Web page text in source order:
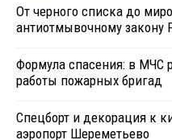
От черного списка до
антиотмывочному закону
Формула спасения: в МЧС
работы пожарных бригад
Спецборт и декорация к
аэропорт Шереметьево